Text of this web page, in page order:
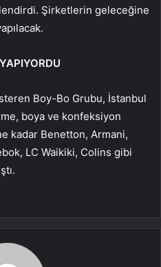
Şirketlerin geleceğine
Boy-Bo Grubu, İstanbul
boya ve konfeksiyon
kadar Benetton, Armani,
LC Waikiki, Colins gibi